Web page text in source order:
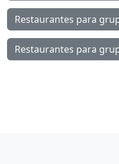
Restaurantes para
Restaurantes para